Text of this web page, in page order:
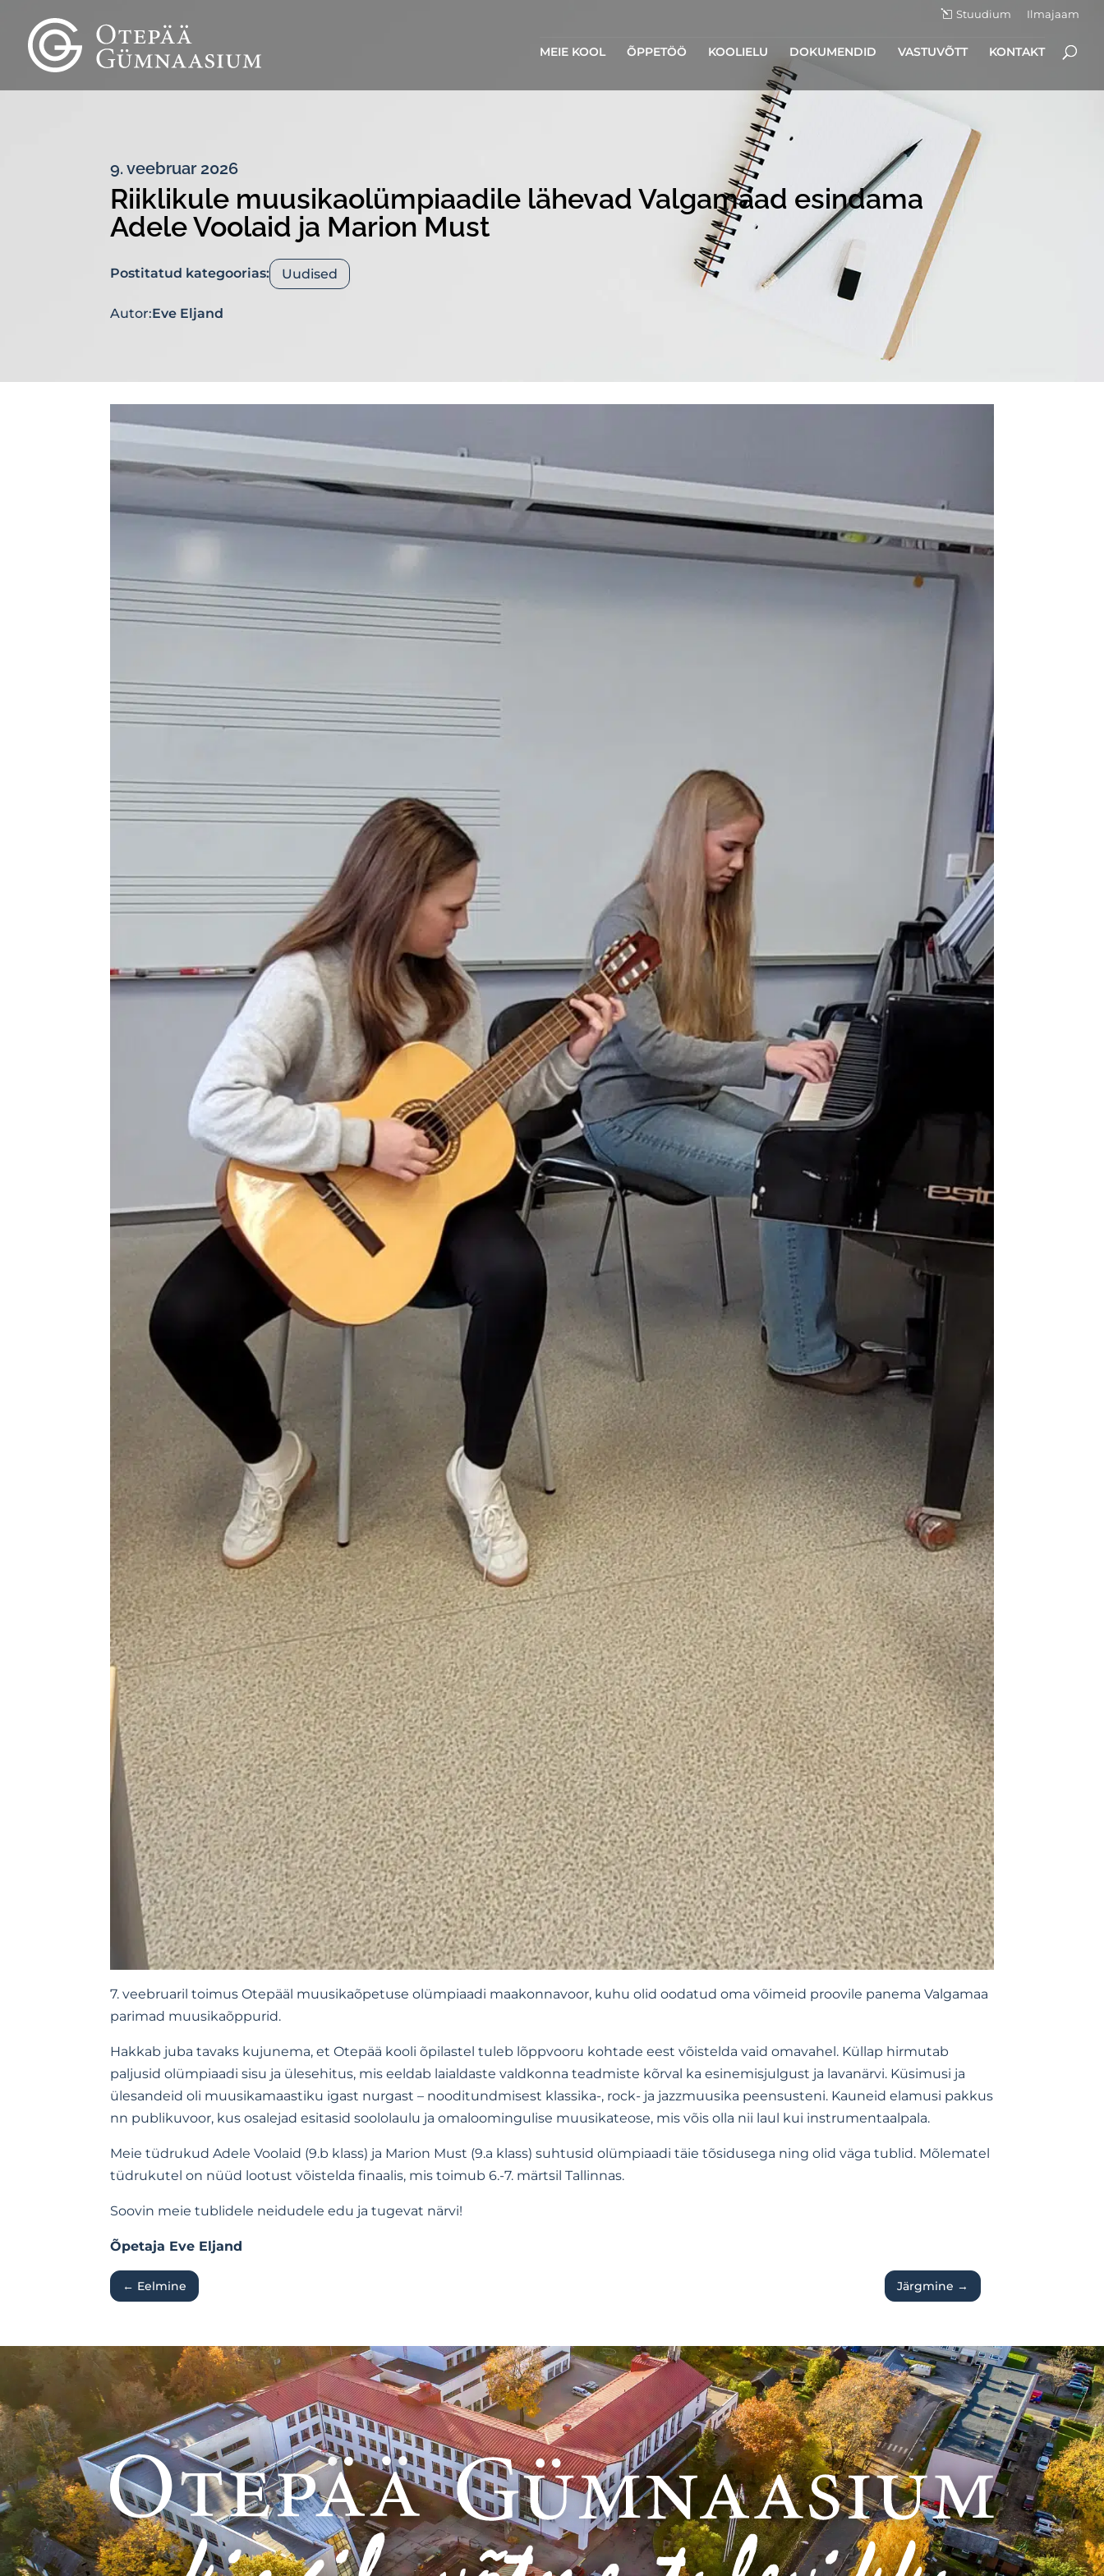
Stuudium Ilmajaam
MEIE KOOL ÕPPETÖÖ KOOLIELU DOKUMENDID VASTUVÕTT KONTAKT
9. veebruar 2026
Riiklikule muusikaolümpiaadile lähevad Valgamaad esindama
Adele Voolaid ja Marion Must
Postitatud kategoorias: Uudised
Autor:Eve Eljand
7. veebruaril toimus Otepääl muusikaõpetuse olümpiaadi maakonnavoor, kuhu olid oodatud oma võimeid proovile panema Valgamaa
parimad muusikaõppurid.
Hakkab juba tavaks kujunema, et Otepää kooli õpilastel tuleb lõppvooru kohtade eest võistelda vaid omavahel. Küllap hirmutab
paljusid olümpiaadi sisu ja ülesehitus, mis eeldab laialdaste valdkonna teadmiste kõrval ka esinemisjulgust ja lavanärvi. Küsimusi ja
ülesandeid oli muusikamaastiku igast nurgast – nooditundmisest klassika-, rock- ja jazzmuusika peensusteni. Kauneid elamusi pakkus
nn publikuvoor, kus osalejad esitasid soololaulu ja omaloomingulise muusikateose, mis võis olla nii laul kui instrumentaalpala.
Meie tüdrukud Adele Voolaid (9.b klass) ja Marion Must (9.a klass) suhtusid olümpiaadi täie tõsidusega ning olid väga tublid. Mõlematel
tüdrukutel on nüüd lootust võistelda finaalis, mis toimub 6.-7. märtsil Tallinnas.
Soovin meie tublidele neidudele edu ja tugevat närvi!
Õpetaja Eve Eljand
← Eelmine Järgmine →